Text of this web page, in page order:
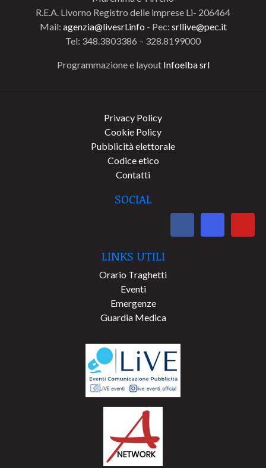
R.E.A. Livorno Registro delle imprese Li- 206464
Mail: agenzia@livesrl.info - Pec: srllive@pec.it
Tel: 348.3803386 – 328.8199000
Programmazione e layout Infoelba srl
Privacy Policy
Cookie Policy
Pubblicità elettorale
Codice etico
Contatti
SOCIAL
LINKS UTILI
Orario Traghetti
Eventi
Emergenze
Guardia Medica